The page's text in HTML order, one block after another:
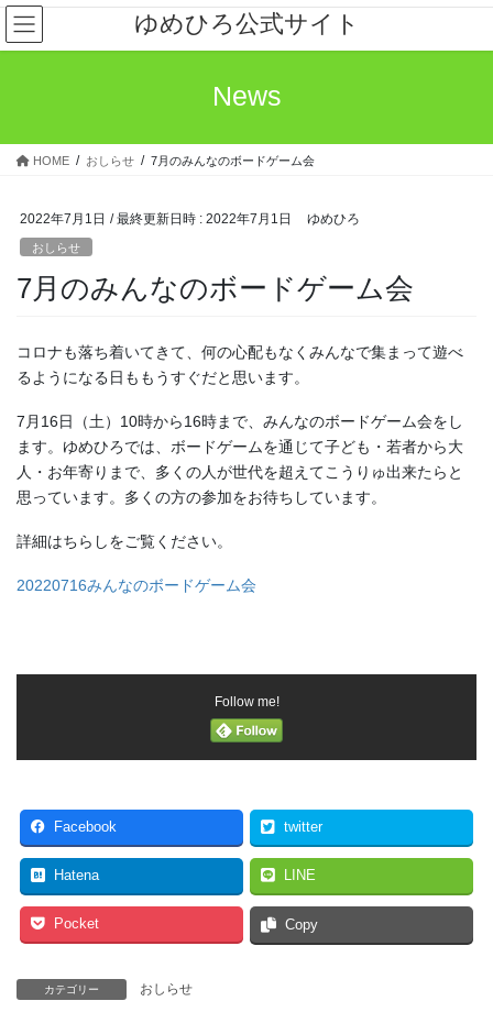
コ
ン
テ
ス
ナ
ビ
ゲ
ン
ゆめひろ公式サイト
News
HOME おしらせ 7月のみんなのボードゲーム会
2022年7月1日 / 最終更新日時 : 2022年7月1日 ゆめひろ
おしらせ
7月のみんなのボードゲーム会
コロナも落ち着いてきて、何の心配もなくみんなで集まって遊べ
るようになる日ももうすぐだと思います。
7月16日（土）10時から16時まで、みんなのボードゲーム会をし
ます。ゆめひろでは、ボードゲームを通じて子ども・若者から大
人・お年寄りまで、多くの人が世代を超えてこうりゅ出来たらと
思っています。多くの方の参加をお待ちしています。
詳細はちらしをご覧ください。
20220716みんなのボードゲーム会
Follow me!
Facebook twitter
Hatena LINE
Pocket Copy
カテゴリー おしらせ